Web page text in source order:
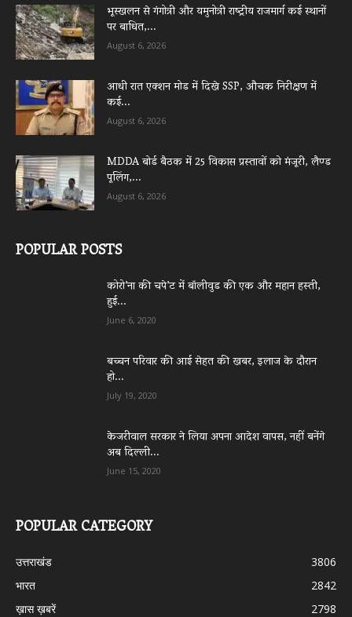
भूस्खलन से गंगोत्री और यमुनोत्री राष्ट्रीय राजमार्ग कई स्थानों
पर बाधित,...
August 6, 2026
आधी रात एक्शन मोड में दिखे SSP, औचक निरीक्षण में
कई...
August 6, 2026
MDDA बोर्ड बैठक में 25 विकास प्रस्तावों को मंजूरी, लैण्ड
पूलिंग,...
August 6, 2026
POPULAR POSTS
कोरो’ना की चपे’ट में बॉलीवुड की एक और महान हस्ती,
हुई...
June 6, 2020
बच्चन परिवार की आई सेहत की खबर, इलाज के दौरान
हो...
July 19, 2020
केजरीवाल सरकार ने लिया अपना आदेश वापस, नहीं बनेंगे
अब दिल्ली...
June 15, 2020
POPULAR CATEGORY
उत्तराखंड
3806
भारत
2842
ख़ास ख़बरें
2798